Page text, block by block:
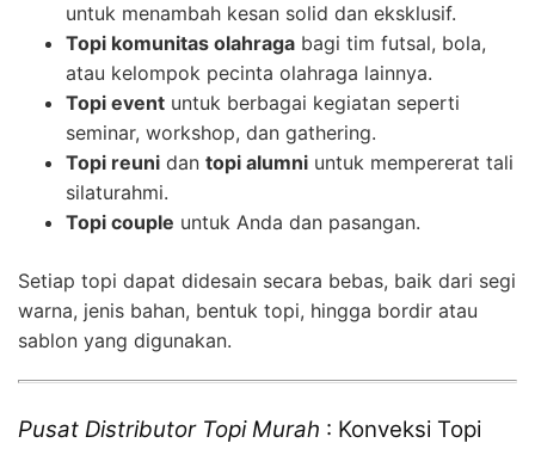
untuk menambah kesan solid dan eksklusif.
Topi komunitas olahraga bagi tim futsal, bola,
atau kelompok pecinta olahraga lainnya.
Topi event untuk berbagai kegiatan seperti
seminar, workshop, dan gathering.
Topi reuni dan topi alumni untuk mempererat tali
silaturahmi.
Topi couple untuk Anda dan pasangan.
Setiap topi dapat didesain secara bebas, baik dari segi
warna, jenis bahan, bentuk topi, hingga bordir atau
sablon yang digunakan.
Pusat Distributor Topi Murah : Konveksi Topi